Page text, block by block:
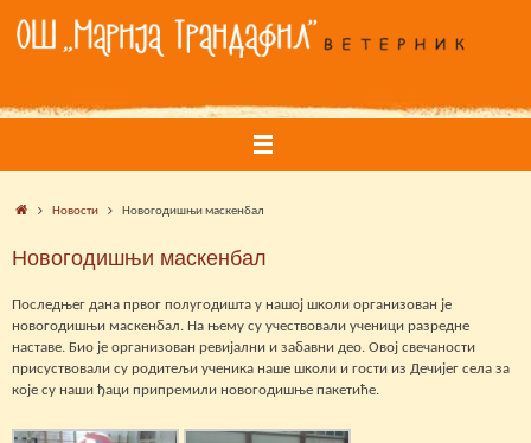
content
HomeНовости Новогодишњи маскенбал
Новогодишњи маскенбал
Последњег дана првог полугодишта у нашој школи организован је
новогодишњи маскенбал. На њему су учествовали ученици разредне
наставе. Био је организован ревијални и забавни део. Овој свечаности
присуствовали су родитељи ученика наше школи и гости из Дечијег села за
које су наши ђаци припремили новогодишње пакетиће.